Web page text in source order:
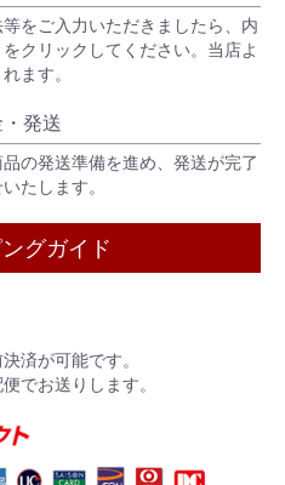
をご入力いただきましたら、内
クリックしてください。当店よ
ます。
・発送
の発送準備を進め、発送が完了
たします。
グガイド
済が可能です。
でお送りします。